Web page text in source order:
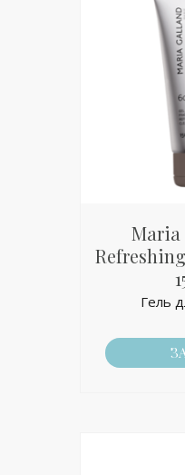
Maria
Гель